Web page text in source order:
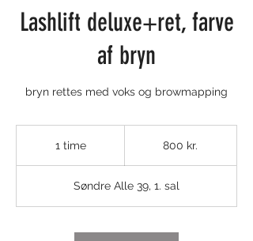
Lashlift deluxe+ret, farve
af bryn
bryn rettes med voks og browmapping
1 time1
m
800 kr.
Søndre Alle 39, 1. sal